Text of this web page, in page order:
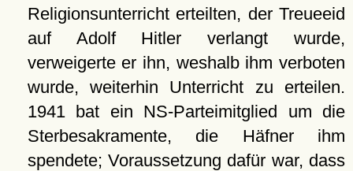
Religionsunterricht erteilten, der Treueeid
auf Adolf Hitler verlangt wurde,
verweigerte er ihn, weshalb ihm verboten
wurde, weiterhin Unterricht zu erteilen.
1941 bat ein NS-Parteimitglied um die
Sterbesakramente, die Häfner ihm
spendete; Voraussetzung dafür war, dass